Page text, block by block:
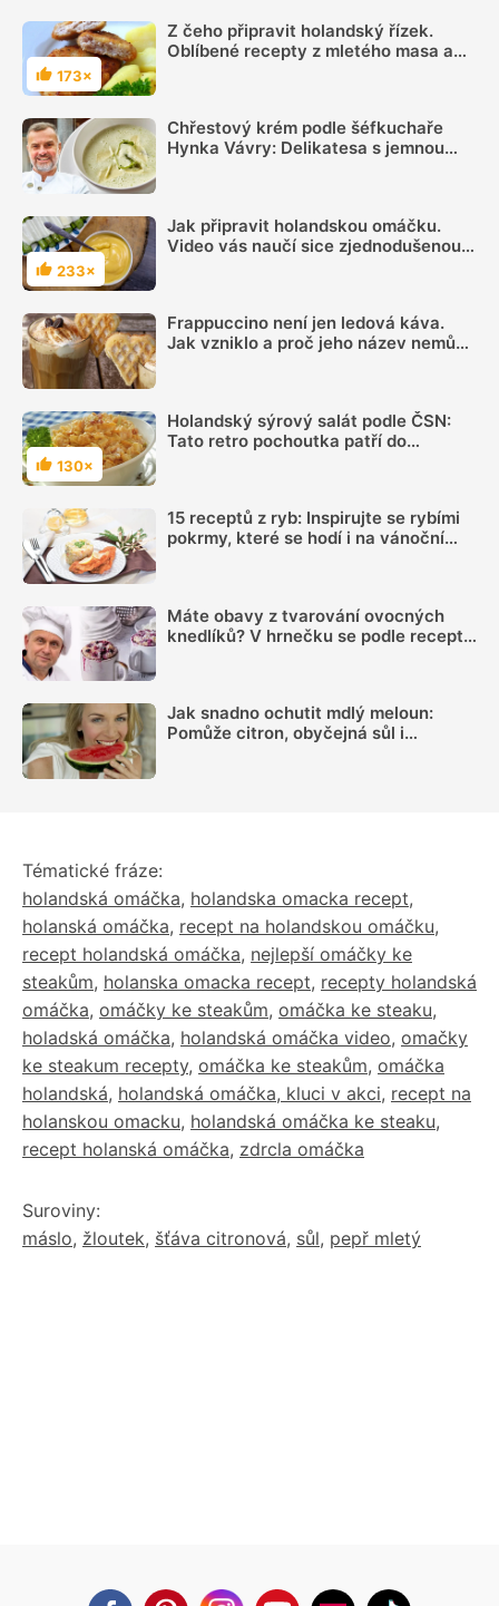
Hodnocení
173×
Z čeho připravit holandský řízek.
Oblíbené recepty z mletého masa a
Chřestový krém podle šéfkuchaře
Hynka Vávry: Delikatesa s jemnou
Hodnocení
233×
Jak připravit holandskou omáčku.
Video vás naučí sice zjednodušenou,
Frappuccino není jen ledová káva.
Jak vzniklo a proč jeho název nemůže
Hodnocení
130×
Holandský sýrový salát podle ČSN:
Tato retro pochoutka patří do
15 receptů z ryb: Inspirujte se rybími
pokrmy, které se hodí i na vánoční
Máte obavy z tvarování ovocných
knedlíků? V hrnečku se podle receptu
Jak snadno ochutit mdlý meloun:
Pomůže citron, obyčejná sůl i
Tématické fráze:
holandská omáčka, holandska omacka recept,
holanská omáčka, recept na holandskou omáčku,
recept holandská omáčka, nejlepší omáčky ke
steakům, holanska omacka recept, recepty holandská
omáčka, omáčky ke steakům, omáčka ke steaku,
holadská omáčka, holandská omáčka video, omačky
ke steakum recepty, omáčka ke steakům, omáčka
holandská, holandská omáčka, kluci v akci, recept na
holanskou omacku, holandská omáčka ke steaku,
recept holanská omáčka, zdrcla omáčka
Suroviny:
máslo, žloutek, šťáva citronová, sůl, pepř mletý